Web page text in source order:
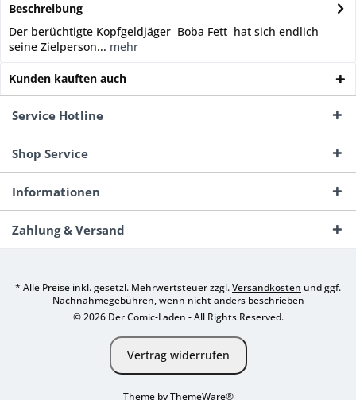
Beschreibung
Der berüchtigte Kopfgeldjäger Boba Fett hat sich endlich
seine Zielperson... mehr
Kunden kauften auch
Service Hotline
Shop Service
Informationen
Zahlung & Versand
* Alle Preise inkl. gesetzl. Mehrwertsteuer zzgl.Versandkosten und ggf.
Nachnahmegebühren, wenn nicht anders beschrieben
© 2026 Der Comic-Laden - All Rights Reserved.
Vertrag widerrufen
Theme byThemeWare®